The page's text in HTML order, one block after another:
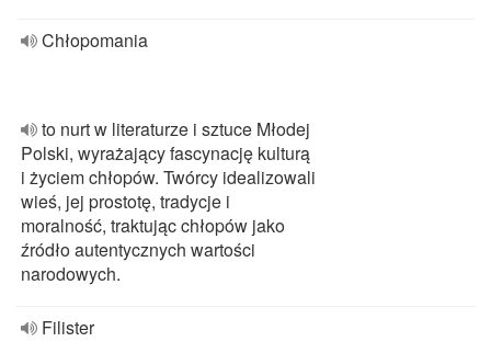
Chłopomania
to nurt w literaturze i sztuce Młodej
Polski, wyrażający fascynację kulturą
i życiem chłopów. Twórcy idealizowali
wieś, jej prostotę, tradycje i
moralność, traktując chłopów jako
źródło autentycznych wartości
narodowych.
Filister